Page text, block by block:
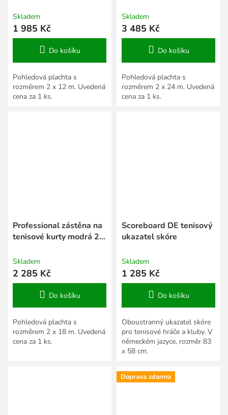
Skladem
1 985 Kč
Do košíku
Pohledová plachta s
rozměrem 2 x 12 m. Uvedená
cena za 1 ks.
Skladem
3 485 Kč
Do košíku
Pohledová plachta s
rozměrem 2 x 24 m. Uvedená
cena za 1 ks.
Professional zástěna na
tenisové kurty modrá 2 x
Skladem
2 285 Kč
Do košíku
Pohledová plachta s
rozměrem 2 x 18 m. Uvedená
cena za 1 ks.
Scoreboard DE tenisový
ukazatel skóre
Skladem
1 285 Kč
Do košíku
Oboustranný ukazatel skóre
pro tenisové hráče a kluby. V
německém jazyce, rozměr 83
x 58 cm.
Doprava zdarma